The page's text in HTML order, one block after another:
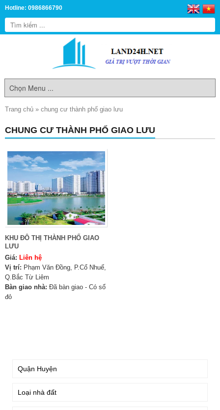
Hotline: 0986866790
Trang chủ » chung cư thành phố giao lưu
CHUNG CƯ THÀNH PHỐ GIAO LƯU
KHU ĐÔ THỊ THÀNH PHỐ GIAO
LƯU
Giá: Liên hệ
Vị trí: Phạm Văn Đồng, P.Cổ Nhuế,
Q.Bắc Từ Liêm
Bàn giao nhà: Đã bàn giao - Có sổ
đỏ